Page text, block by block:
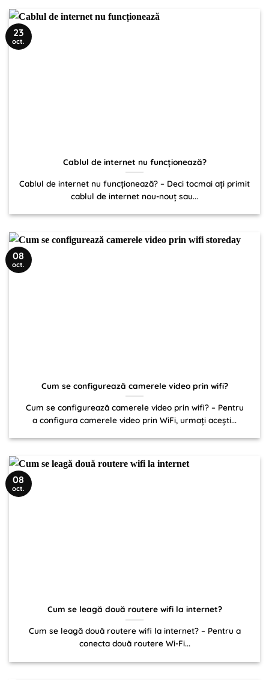
Cablul de internet nu funcționează?
Cablul de internet nu funcționează? – Deci tocmai ați primit
cablul de internet nou-nouț sau...
23
oct.
Cum se configurează camerele video prin wifi?
Cum se configurează camerele video prin wifi? – Pentru
a configura camerele video prin WiFi, urmați acești...
08
oct.
Cum se leagă două routere wifi la internet?
Cum se leagă două routere wifi la internet? – Pentru a
conecta două routere Wi-Fi...
08
oct.